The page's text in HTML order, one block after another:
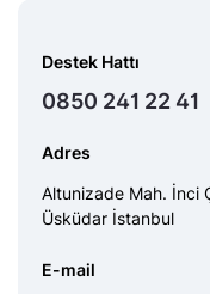
Destek Hattı
0850 241 22 41
Adres
Altunizade Mah. İnci
Üsküdar İstanbul
E-mail